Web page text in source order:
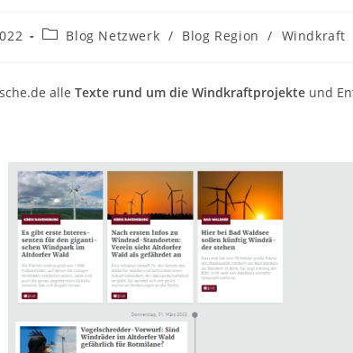
Beitrags-
Blog Netzwerk / Blog Region / Windkraft
alle Texte rund um die Windkraftprojekte und